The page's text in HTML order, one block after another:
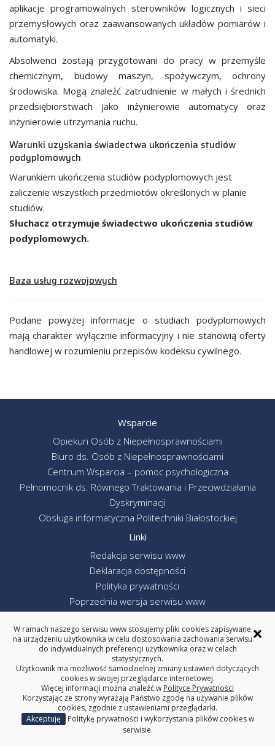
aplikacje programowalnych sterowników logicznych i sieci
przemysłowych oraz zaawansowanych układów pomiarów i
automatyki.
Absolwenci zostają przygotowani do pracy w przemyśle
chemicznym, budowy maszyn, spożywczym, ochrony
środowiska. Mogą znaleźć zatrudnienie w małych i średnich
przedsiębiorstwach jako inżynierowie automatycy oraz
inżynierowie utrzymania ruchu.
Warunki uzyskania świadectwa ukończenia studiów
podyplomowych
Warunkiem ukończenia studiów podyplomowych jest
zaliczenie wszystkich przedmiotów określonych w planie
studiów.
Słuchacz otrzymuje świadectwo ukończenia studiów
podyplomowych.
Baza usług rozwojowych
Podane powyżej informacje o studiach podyplomowych
mają charakter wyłącznie informacyjny i nie stanowią oferty
handlowej w rozumieniu przepisów kodeksu cywilnego.
Wsparcie
Opiekun Osób z Niepełnosprawnościami
Biuro ds. Osób z Niepełnosprawnościami
Centrum Wsparcia – pomoc psychologiczna
Pełnomocnik ds. Równego Traktowania i Przeciwdziałania
Dyskryminacji
Obsługa informatyczna Politechniki Białostockiej
Linki
Redakcja serwisu www
Deklaracja dostępności
Polityka prywatności
Poprzednia wersja serwisu www
WYDZIAŁ MECHANICZNY
POLITECHNIKA BIAŁOSTOCKA
ul. Wiejska 45C, 15-351 Białystok
tel. centrala (85) 746-92-00
REGON: 000001672 NIP: 542-020-87-21
×
W ramach naszego serwisu www stosujemy pliki cookies zapisywane
na urządzeniu użytkownika w celu dostosowania zachowania serwisu
do indywidualnych preferencji użytkownika oraz w celach
statystycznych.
Użytkownik ma możliwość samodzielnej zmiany ustawień dotyczących
cookies w swojej przeglądarce internetowej.
Więcej informacji można znaleźć w Polityce Prywatności
Korzystając ze strony wyrażają Państwo zgodę na używanie plików
cookies, zgodnie z ustawieniami przeglądarki.
Akceptuję
Politykę prywatności i wykorzystania plików cookies w
serwisie.